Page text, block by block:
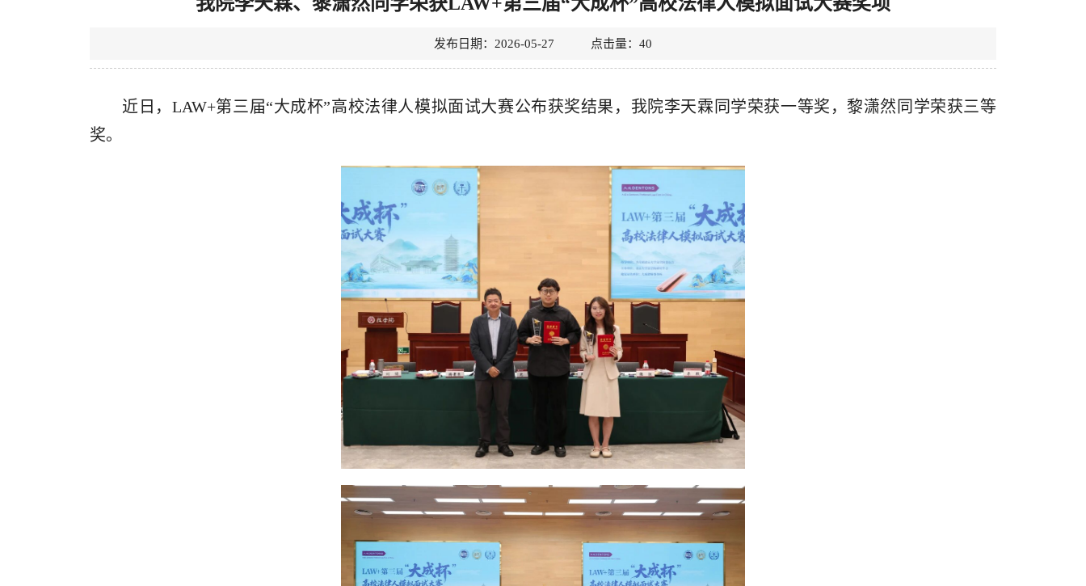
发布日期：2026-05-27 点击量： 40
近日，LAW+第三届“大成杯”高校法律人模拟面试大赛公布获奖结果，我院李天霖同学荣获一等奖，黎潇然同学荣获三等
奖。